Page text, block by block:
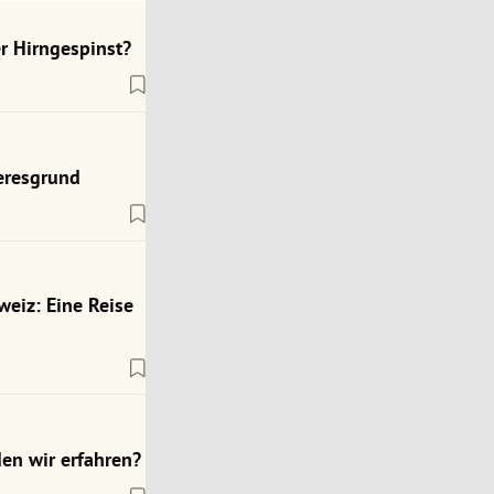
Hirngespinst?
Eine Reise
wir erfahren?